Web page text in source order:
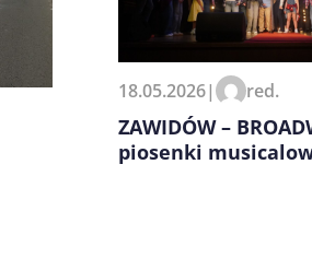
18.05.2026| red.
ZAWIDÓW –
piosenki